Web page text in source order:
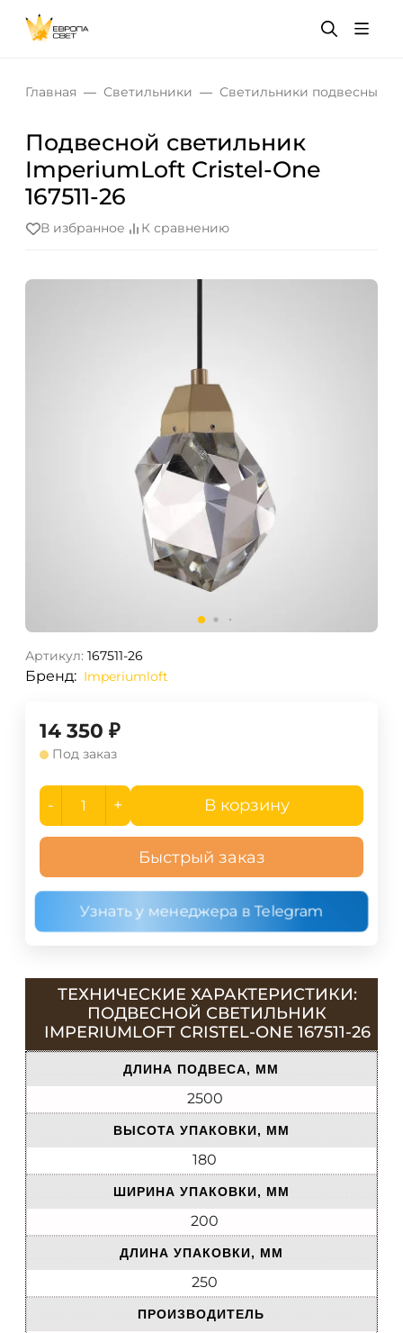
Главная Светильники Светильники подвесные
Подвесной светильник
ImperiumLoft Cristel-One
167511-26
В избранное К сравнению
Артикул: 167511-26
Бренд: Imperiumloft
14 350 ₽
Под заказ
- + В корзину
Быстрый заказ
Узнать у менеджера в Telegram
ТЕХНИЧЕСКИЕ ХАРАКТЕРИСТИКИ:
ПОДВЕСНОЙ СВЕТИЛЬНИК
IMPERIUMLOFT CRISTEL-ONE 167511-26
ДЛИНА ПОДВЕСА, ММ
2500
ВЫСОТА УПАКОВКИ, ММ
180
ШИРИНА УПАКОВКИ, ММ
200
ДЛИНА УПАКОВКИ, ММ
250
ПРОИЗВОДИТЕЛЬ